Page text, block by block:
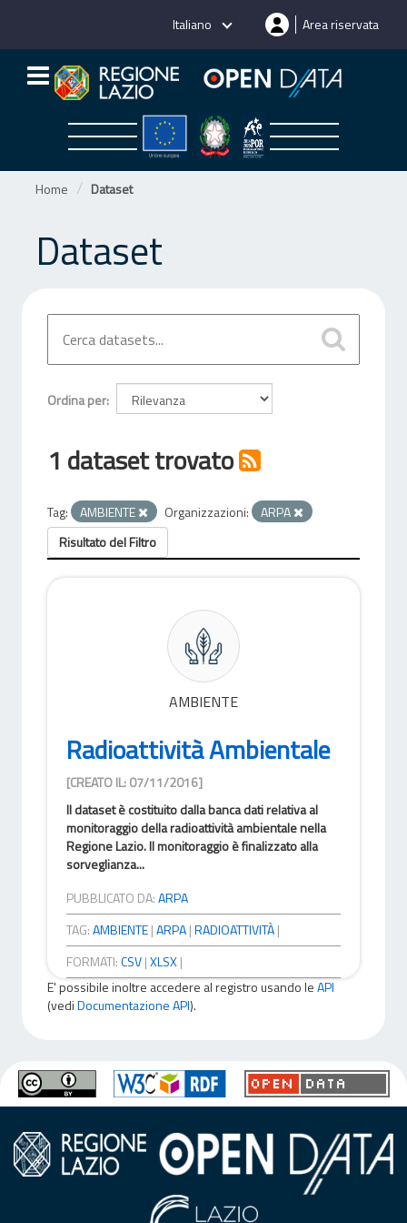
Italiano Area riservata
Home Dataset
Dataset
Ordina per
1 dataset trovato
Tag: AMBIENTE Organizzazioni:
ARPA
Risultato del Filtro
AMBIENTE
Radioattività Ambientale
[CREATO IL: 07/11/2016]
Il dataset è costituito dalla banca dati relativa al
monitoraggio della radioattività ambientale nella
Regione Lazio. Il monitoraggio è finalizzato alla
sorveglianza...
PUBBLICATO DA:ARPA
TAG:AMBIENTE|ARPA|RADIOATTIVITÀ|
FORMATI:CSV|XLSX|
E' possibile inoltre accedere al registro usando leAPI
(vediDocumentazione API).